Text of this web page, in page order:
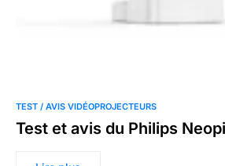
TEST / AVIS VIDÉOPROJECTEURS
Test et avis du Philips